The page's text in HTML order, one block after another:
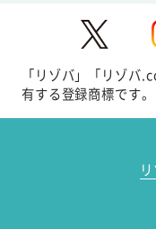
「リゾバ」「リゾバ
有する登録商標です。